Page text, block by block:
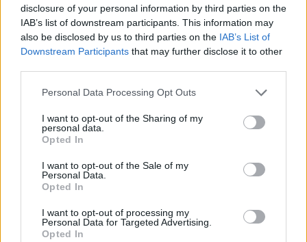
disclosure of your personal information by third parties on the
IAB’s list of downstream participants. This information may
also be disclosed by us to third parties on the IAB’s List of
Downstream Participants that may further disclose it to other
Personal Data Processing Opt Outs
I want to opt-out of the Sharing of my
personal data.
Opted In
I want to opt-out of the Sale of my
Personal Data.
Opted In
I want to opt-out of processing my
Personal Data for Targeted Advertising.
Opted In
Come racconta Ludovico Dejack durante
l’intervista, il cuore dell’iniziativa è un
percorso di sei mesiche mette in
relazione le startup con studi legali,
aziende e organizzazioni non profit,
operativo distudenti. Un approccio che
consente di generare risultati concreti e
proprio nelle fasi in cui la strutturazione
dell’impresa è fondamentale.
Il riconoscimento ottenuto durante la
Poster Session valorizza un progetto che